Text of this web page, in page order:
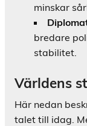
minskar
bredare
stabilitet.
Världens
Här nedan
talet till idag.